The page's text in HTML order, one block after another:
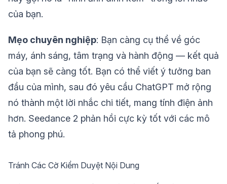
của bạn.
Mẹo chuyên nghiệp: Bạn càng cụ thể về góc
máy, ánh sáng, tâm trạng và hành động — kết quả
của bạn sẽ càng tốt. Bạn có thể viết ý tưởng ban
đầu của mình, sau đó yêu cầu ChatGPT mở rộng
nó thành một lời nhắc chi tiết, mang tính điện ảnh
hơn. Seedance 2 phản hồi cực kỳ tốt với các mô
tả phong phú.
Tránh Các Cờ Kiểm Duyệt Nội Dung